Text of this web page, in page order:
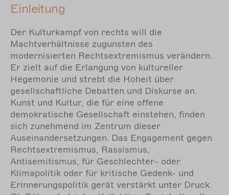
Einleitung
Der Kulturkampf von rechts will die
Machtverhältnisse zugunsten des
modernisierten Rechtsextremismus verändern.
Er zielt auf die Erlangung von kultureller
Hegemonie und strebt die Hoheit über
gesellschaftliche Debatten und Diskurse an.
Kunst und Kultur, die für eine offene
demokratische Gesellschaft einstehen, finden
sich zunehmend im Zentrum dieser
Auseinandersetzungen. Das Engagement gegen
Rechtsextremismus, Rassismus,
Antisemitismus, für Geschlechter- oder
Klimapolitik oder für kritische Gedenk- und
Erinnerungspolitik gerät verstärkt unter Druck.